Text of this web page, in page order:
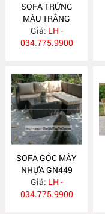
SOFA TRỨNG
MÀU TRẮNG
GN452
Giá: LH -
034.775.9900
SOFA GÓC MÂY
NHỰA GN449
Giá: LH -
034.775.9900